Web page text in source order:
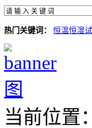
热门关键词： 恒温恒湿
当前位置：